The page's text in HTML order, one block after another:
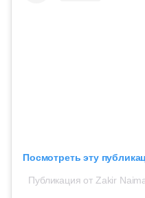
Посмотреть эту
Публикация от Zakir